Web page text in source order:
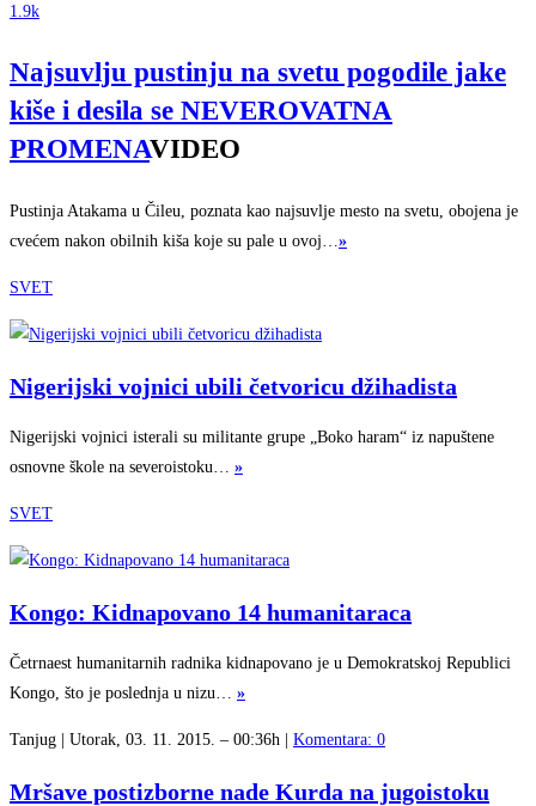
1.9k
Najsuvlju pustinju na svetu pogodile jake
kiše i desila se NEVEROVATNA
PROMENAVIDEO
Pustinja Atakama u Čileu, poznata kao najsuvlje mesto na svetu, obojena je
cvećem nakon obilnih kiša koje su pale u ovoj… »
SVET
Nigerijski vojnici ubili četvoricu džihadista
Nigerijski vojnici isterali su militante grupe „Boko haram“ iz napuštene
osnovne škole na severoistoku… »
SVET
Kongo: Kidnapovano 14 humanitaraca
Četrnaest humanitarnih radnika kidnapovano je u Demokratskoj Republici
Kongo, što je poslednja u nizu… »
Tanjug | Utorak, 03. 11. 2015. – 00:36h | Komentara: 0
Mršave postizborne nade Kurda na jugoistoku